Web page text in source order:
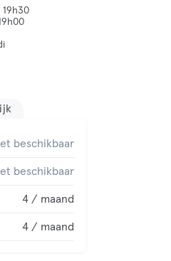
beschikbaar
beschikbaar
4 / maand
4 / maand